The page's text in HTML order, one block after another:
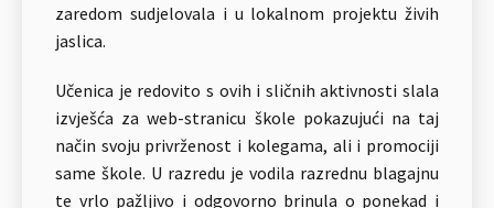
zaredom sudjelovala i u lokalnom projektu živih
jaslica.
Učenica je redovito s ovih i sličnih aktivnosti slala
izvješća za web-stranicu škole pokazujući na taj
način svoju privrženost i kolegama, ali i promociji
same škole. U razredu je vodila razrednu blagajnu
te vrlo pažljivo i odgovorno brinula o ponekad i